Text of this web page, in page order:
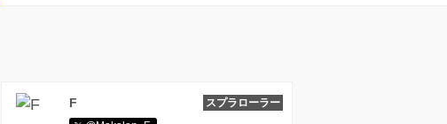
F
スプラローラー